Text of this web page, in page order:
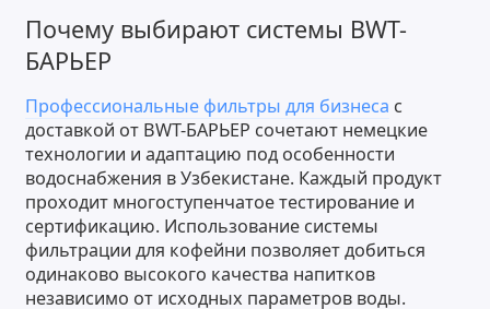
Почему выбирают системы BWT-
БАРЬЕР
Профессиональные фильтры для бизнеса с
доставкой от BWT-БАРЬЕР сочетают немецкие
технологии и адаптацию под особенности
водоснабжения в Узбекистане. Каждый продукт
проходит многоступенчатое тестирование и
сертификацию. Использование системы
фильтрации для кофейни позволяет добиться
одинаково высокого качества напитков
независимо от исходных параметров воды.